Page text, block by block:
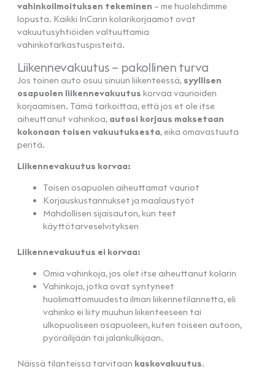
vahinkoilmoituksen tekeminen – me huolehdimme
lopusta. Kaikki InCarin kolarikorjaamot ovat
vakuutusyhtiöiden valtuuttamia
vahinkotarkastuspisteitä.
Liikennevakuutus – pakollinen turva
Jos toinen auto osuu sinuun liikenteessä, syyllisen
osapuolen liikennevakuutus korvaa vaurioiden
korjaamisen. Tämä tarkoittaa, että jos et ole itse
aiheuttanut vahinkoa, autosi korjaus maksetaan
kokonaan toisen vakuutuksesta, eikä omavastuuta
peritä.
Liikennevakuutus korvaa:
Toisen osapuolen aiheuttamat vauriot
Korjauskustannukset ja maalaustyöt
Mahdollisen sijaisauton, kun teet
käyttötarveselvityksen
Liikennevakuutus ei korvaa:
Omia vahinkoja, jos olet itse aiheuttanut kolarin
Vahinkoja, jotka ovat syntyneet
huolimattomuudesta ilman liikennetilannetta, eli
vahinko ei liity muuhun liikenteeseen tai
ulkopuoliseen osapuoleen, kuten toiseen autoon,
pyöräilijään tai jalankulkijaan.
Näissä tilanteissa tarvitaan kaskovakuutus.